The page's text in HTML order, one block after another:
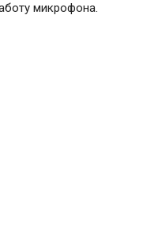
микрофона.